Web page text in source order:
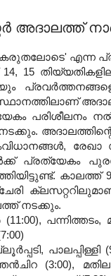
അദാലത്ത്
കരുതലോടെ'
14, 15
പരിശീലനം
പ്രത്യേകം
കാലത്ത്
നടക്കും.
പാലപ്പിള്ളി
(3:00),